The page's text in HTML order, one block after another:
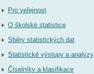
Pro veřejnost
O školské statistice
Sběry statistických dat
Statistické výstupy a analýzy
Číselníky a klasifikace